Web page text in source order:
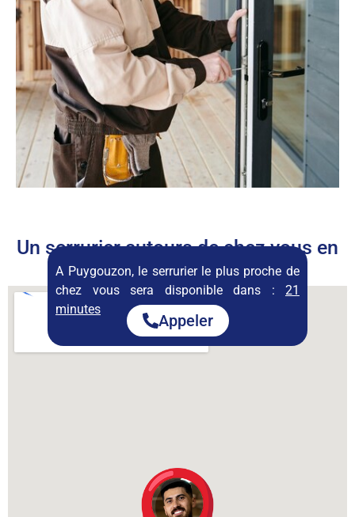
Un serrurier autours de chez vous en
permanence
A Puygouzon, le serrurier le plus proche de
chez vous sera disponible dans : 21
minutes
Appeler